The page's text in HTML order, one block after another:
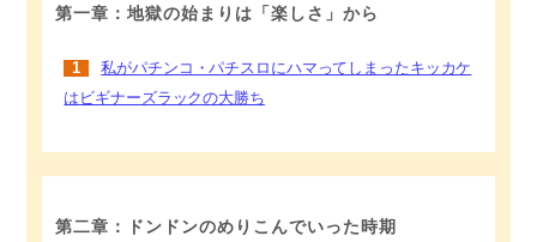
第一章：地獄の始まりは「楽しさ」から
1
私がパチンコ・パチスロにハマってしまったキッカケ
はビギナーズラックの大勝ち
第二章：ドンドンのめりこんでいった時期